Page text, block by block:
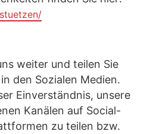
weiter und teilen Sie
den Sozialen Medien.
Einverständnis, unsere
Kanälen auf Social-
zu teilen bzw.